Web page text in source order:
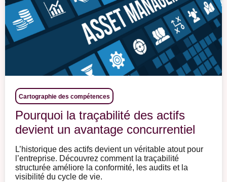
Cartographie des compétences
Pourquoi la traçabilité des actifs
devient un avantage concurrentiel
L’historique des actifs devient un véritable atout pour
l’entreprise. Découvrez comment la traçabilité
structurée améliore la conformité, les audits et la
visibilité du cycle de vie.